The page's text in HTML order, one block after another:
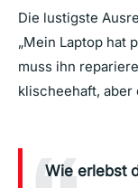
Die lustigste
„Mein Laptop hat
muss ihn
klischeehaft,
Wie erlebst